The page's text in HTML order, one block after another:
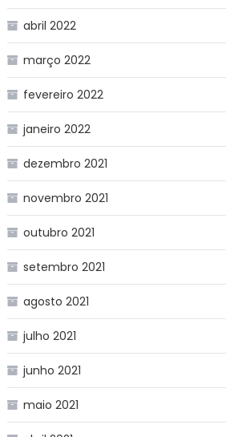
abril 2022
março 2022
fevereiro 2022
janeiro 2022
dezembro 2021
novembro 2021
outubro 2021
setembro 2021
agosto 2021
julho 2021
junho 2021
maio 2021